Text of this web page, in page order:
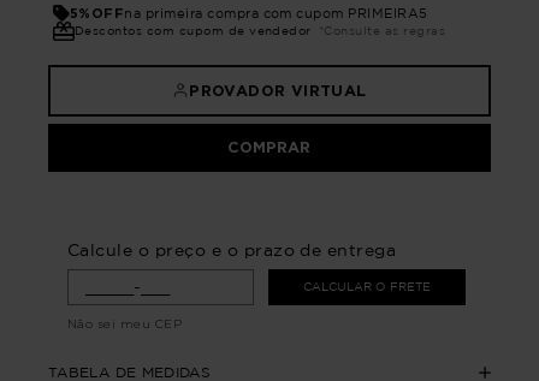
5%OFFna primeira compra com cupom PRIMEIRA5
Descontos com cupom de vendedor *Consulte as regras
PROVADOR VIRTUAL
COMPRAR
Calcule o preço e o prazo de entrega
CALCULAR O FRETE
Não sei meu CEP
TABELA DE MEDIDAS